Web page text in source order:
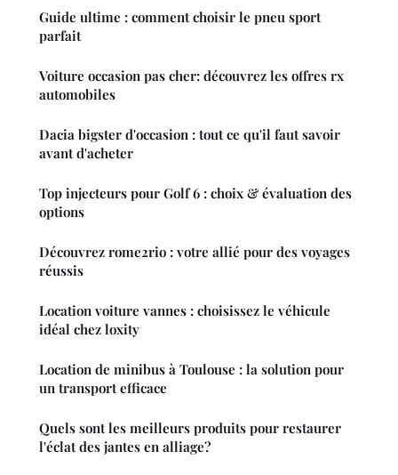
Guide ultime : comment choisir le pneu sport
parfait
Voiture occasion pas cher: découvrez les offres rx
automobiles
Dacia bigster d'occasion : tout ce qu'il faut savoir
avant d'acheter
Top injecteurs pour Golf 6 : choix & évaluation des
options
Découvrez rome2rio : votre allié pour des voyages
réussis
Location voiture vannes : choisissez le véhicule
idéal chez loxity
Location de minibus à Toulouse : la solution pour
un transport efficace
Quels sont les meilleurs produits pour restaurer
l'éclat des jantes en alliage?